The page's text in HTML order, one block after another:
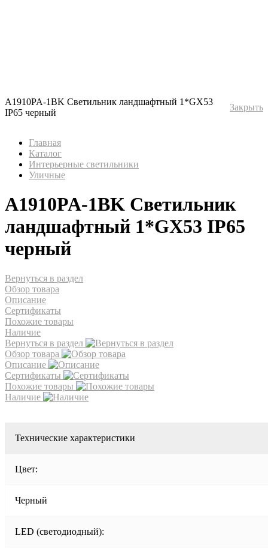
A1910PA-1BK Светильник ландшафтный 1*GX53
IP65 черный
Закрыть
Главная
Каталог
Интерьерные светильники
Уличные
A1910PA-1BK Светильник
ландшафтный 1*GX53 IP65
черный
Вернуться в раздел
Обзор товара
Описание
Сертификаты
Похожие товары
Наличие
Вернуться в раздел
Обзор товара
Описание
Сертификаты
Похожие товары
Наличие
Технические характеристики
Цвет:
Черный
LED (светодиодный):